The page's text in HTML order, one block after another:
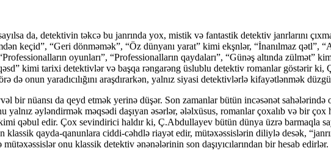
da, detektivin təkcə bu janrında yox, mistik və fantastik detektiv janrlarını
keçid”, “Geri dönməmək”, “Öz dünyanı yarat” kimi ekşnlər, “İnanılmaz
oyunları”, “Professionalların qaydaları”, “Günəş altında zülmət”
kimi tarixi detektivlər və başqa rəngarəng üslublu detektiv romanlar göstərir
də onun yaradıcılığını araşdırarkən, yalnız siyasi detektivlərlə kifayətlənmək
bir nüansı da qeyd etmək yerinə düşər. Son zamanlar bütün incəsənət
əyləndirmək məqsədi daşıyan əsərlər, ələlxüsus, romanlar çoxalıb və bir çox
qəbul edir. Çox sevindirici haldır ki, Ç.Abdullayev bütün dünya üzrə barmaqla
klassik qayda-qanunlara ciddi-cəhdlə riayət edir, mütəxəssislərin diliylə desək,
onu klassik detektiv ənənələrinin son daşıyıcılarından bir hesab edirlər.